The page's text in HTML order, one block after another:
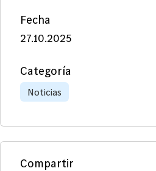
Fecha
27.10.2025
Categoría
Noticias
Compartir